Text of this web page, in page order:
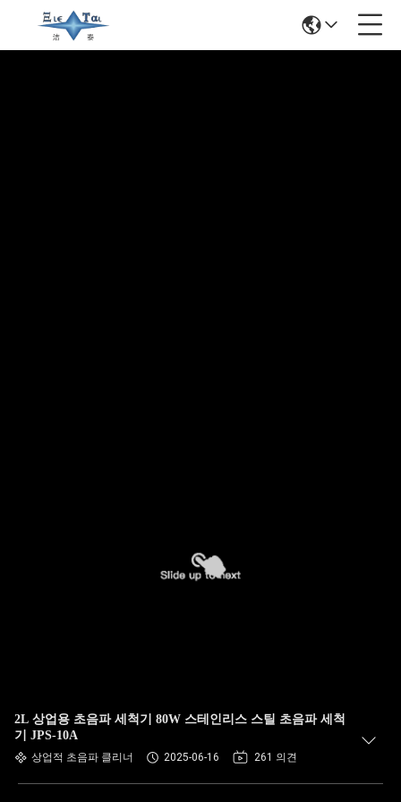
2L 상업용 초음파 세척기 80W 스테인리스 스틸 초음파 세척
기 JPS-10A
상업적 초음파 클리너 2025-06-16 261 의견